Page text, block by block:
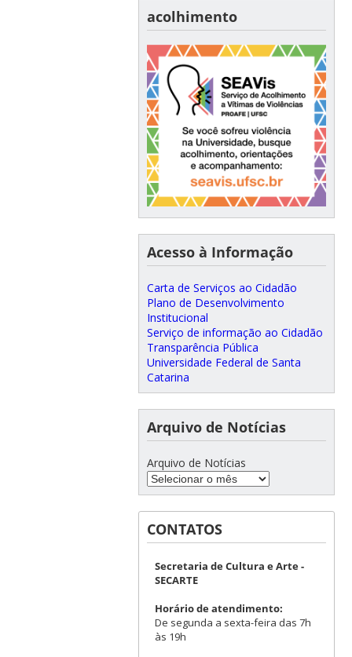
acolhimento
Acesso à Informação
Carta de Serviços ao Cidadão
Plano de Desenvolvimento
Institucional
Serviço de informação ao Cidadão
Transparência Pública
Universidade Federal de Santa
Catarina
Arquivo de Notícias
Arquivo de Notícias
CONTATOS
Secretaria de Cultura e Arte -
SECARTE
Horário de atendimento:
De segunda a sexta-feira das 7h
às 19h